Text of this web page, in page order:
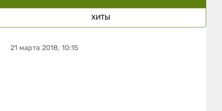
ХИТЫ
21 марта 2018, 10:15